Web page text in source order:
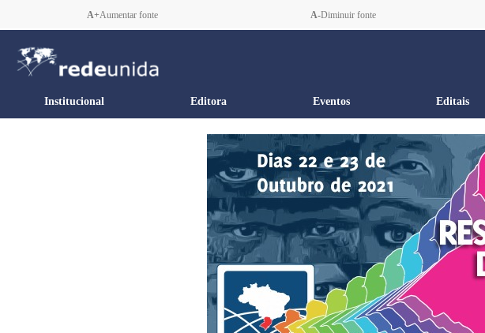
A+Aumentar fonte A-Diminuir fonte
Institucional Editora Eventos Editais